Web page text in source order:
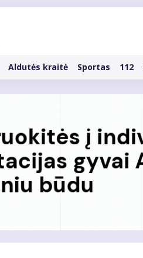
Aldutės kraitė Sportas 112